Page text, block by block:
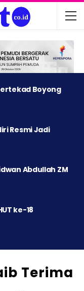
Boyong
Resmi Jadi
Abdullah ZM
ke-18
Terima